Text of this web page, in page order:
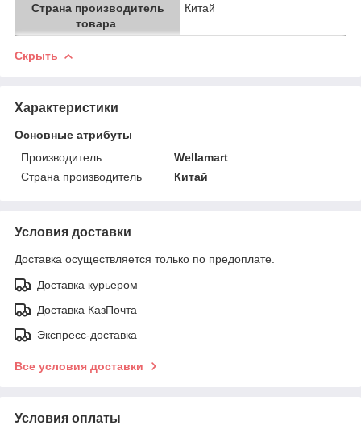
Страна производитель
товара
Китай
Скрыть
Характеристики
Основные атрибуты
Производитель
Wellamart
Страна производитель
Китай
Условия доставки
Доставка осуществляется только по предоплате.
Доставка курьером
Доставка КазПочта
Экспресс-доставка
Все условия доставки
Условия оплаты